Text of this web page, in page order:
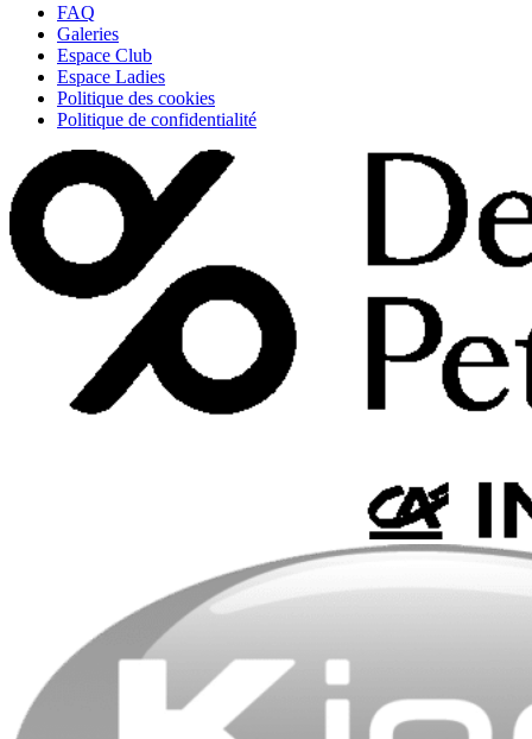
FAQ
Galeries
Espace Club
Espace Ladies
Politique des cookies
Politique de confidentialité